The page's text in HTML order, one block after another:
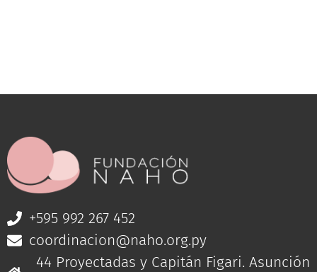
+595 992 267 452
coordinacion@naho.org.py
44 Proyectadas y Capitán Figari. Asunción